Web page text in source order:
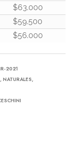
$63.000
$59.500
$56.000
2021
, NATURALES,